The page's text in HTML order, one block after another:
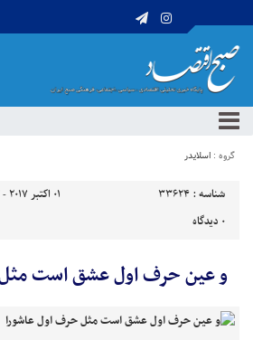
گروه : اسلایدر
شناسه : 33624
01 اکتبر 2017 - 13:43
0 دیدگاه
و عین حرف اول عشق است مثل